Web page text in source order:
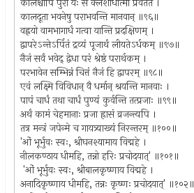
कालदूता भवनेषु पराभवन्ति मानवान् ॥९६॥
वह्नयो वामभागार्धं गत्वा यान्ति प्रदक्षिणम् ।
द्वापरेऽन्तेऽर्पितं द्रव्यं पूजार्थं लीयतेऽर्धकम् ॥९७॥
नैजं सर्वं भवेद् द्वेधा परं श्रेष्ठं परार्थकम् ।
परभावेन सम्भिन्नं चित्तं नैजं हि द्वापरम् ॥९८॥
एवं लक्ष्मि विविधान् वै धर्मान् श्रयन्ति मानवाः ।
पापं चार्धं तथा चार्धं पुण्यं कुर्वन्ति तत्प्रजाः ॥९९॥
अर्थं कामं चेहमानाः प्रजा ह्रासं व्रजन्त्यपि ।
तत्र मन्त्रं जपेन्मे च गायत्र्याख्यं निरन्तरम् ॥१००॥
'ओं भूर्भुवः स्वः, श्रीघनश्यामाय विद्महे ।
नीलकण्ठाय धीमहि, तन्नो हरिः प्रचोदयात्' ॥१०१॥
'ओं भूर्भुवः स्वः, श्रीबालकृष्णाय विद्महे ।
अनादिकृष्णाय धीमहि, तन्नः कृष्णः प्रचोदयात्' ॥१०२॥